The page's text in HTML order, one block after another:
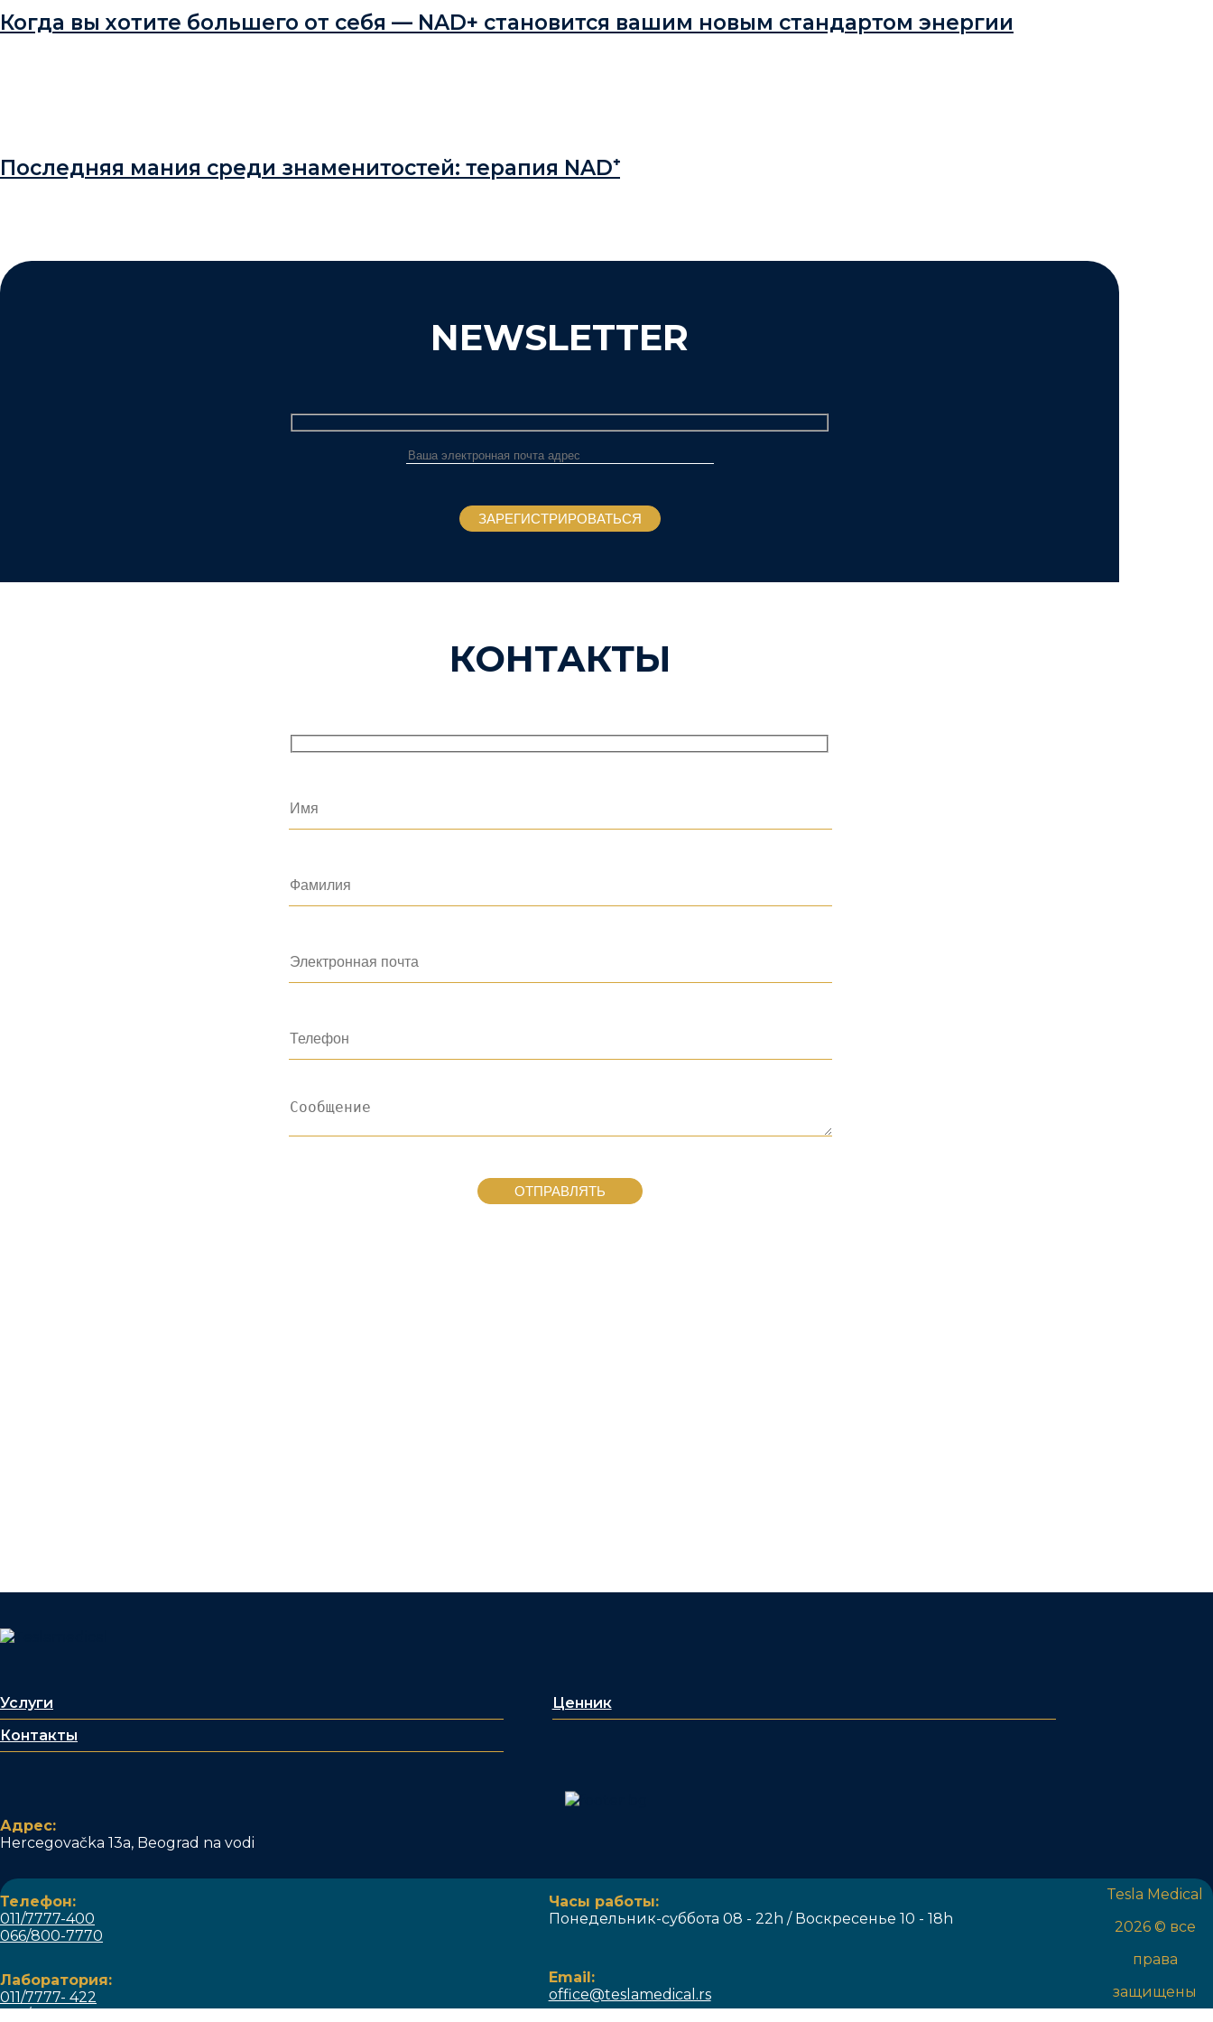
Когда вы хотите большего от себя — NAD+ становится вашим новым стандартом энергии
Последняя мания среди знаменитостей: терапия NAD⁺
NEWSLETTER
КОНТАКТЫ
Услуги
Ценник
Контакты
Адрес:
Hercegovačka 13a, Beograd na vodi
Телефон:
011/7777-400
066/800-7770
Лаборатория:
011/7777- 422
066/800 - 7776
Часы работы:
Понедельник-суббота 08 - 22h / Воскресенье 10 - 18h
Email:
office@teslamedical.rs
Tesla Medical
2026 © все
права
защищены